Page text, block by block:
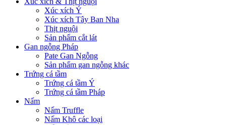
Xúc xích Ý
Xúc xích Tây Ban Nha
Thịt nguội
Sản phẩm cắt lát
Gan ngỗng Pháp
Pate Gan Ngỗng
Sản phẩm gan ngỗng khác
Trứng cá tầm
Trứng cá tầm Ý
Trứng cá tầm Pháp
Nấm
Nấm Truffle
Nấm Khô các loại